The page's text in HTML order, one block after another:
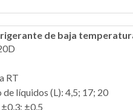
de baja
RT
líquidos (L): 4,5; 17; 20
±0,5